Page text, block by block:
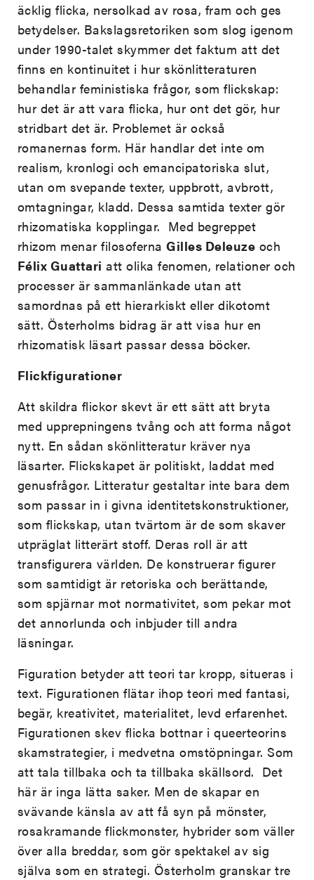
äcklig flicka, nersolkad av rosa, fram och ges
betydelser. Bakslagsretoriken som slog igenom
under 1990-talet skymmer det faktum att det
finns en kontinuitet i hur skönlitteraturen
behandlar feministiska frågor, som flickskap:
hur det är att vara flicka, hur ont det gör, hur
stridbart det är. Problemet är också
romanernas form. Här handlar det inte om
realism, kronlogi och emancipatoriska slut,
utan om svepande texter, uppbrott, avbrott,
omtagningar, kladd. Dessa samtida texter gör
rhizomatiska kopplingar. Med begreppet
rhizom menar filosofernaGilles Deleuze och
Félix Guattari att olika fenomen, relationer och
processer är sammanlänkade utan att
samordnas på ett hierarkiskt eller dikotomt
sätt. Österholms bidrag är att visa hur en
rhizomatisk läsart passar dessa böcker.
Flickfigurationer
Att skildra flickor skevt är ett sätt att bryta
med upprepningens tvång och att forma något
nytt. En sådan skönlitteratur kräver nya
läsarter. Flickskapet är politiskt, laddat med
genusfrågor. Litteratur gestaltar inte bara dem
som passar in i givna identitetskonstruktioner,
som flickskap, utan tvärtom är de som skaver
utpräglat litterärt stoff. Deras roll är att
transfigurera världen. De konstruerar figurer
som samtidigt är retoriska och berättande,
som spjärnar mot normativitet, som pekar mot
det annorlunda och inbjuder till andra
läsningar.
Figuration betyder att teori tar kropp, situeras i
text. Figurationen flätar ihop teori med fantasi,
begär, kreativitet, materialitet, levd erfarenhet.
Figurationen skev flicka bottnar i queerteorins
skamstrategier, i medvetna omstöpningar. Som
att tala tillbaka och ta tillbaka skällsord. Det
här är inga lätta saker. Men de skapar en
svävande känsla av att få syn på mönster,
rosakramande flickmonster, hybrider som väller
över alla breddar, som gör spektakel av sig
själva som en strategi. Österholm granskar tre